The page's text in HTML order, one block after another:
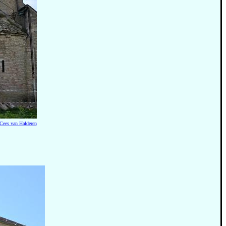
van Halderen